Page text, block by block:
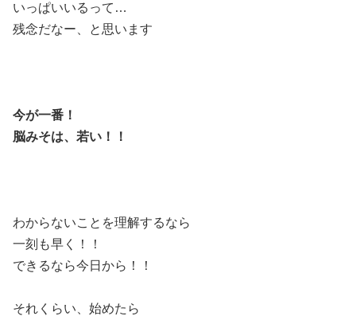
いっぱいいるって…
残念だなー、と思います
今が一番！
脳みそは、若い！！
わからないことを理解するなら
一刻も早く！！
できるなら今日から！！
それくらい、始めたら